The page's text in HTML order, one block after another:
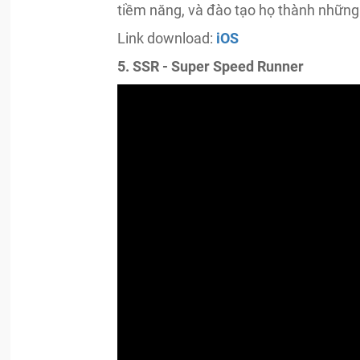
tiềm năng, và đào tạo họ thành
Link download: iOS
5. SSR - Super Speed Runner